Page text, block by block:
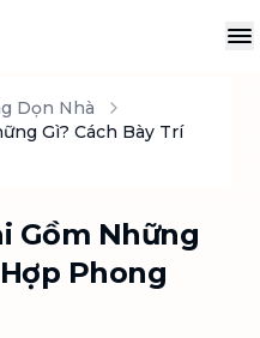
Dọn Nhà
Gì? Cách Bày Trí
Gồm Những
Phong